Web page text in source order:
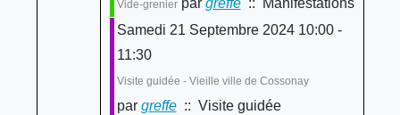
Vide-grenierpar greffe:: Manifestations
Samedi 21 Septembre 2024 10:00 -
11:30
Visite guidée - Vieille ville de Cossonay
par greffe:: Visite guidée